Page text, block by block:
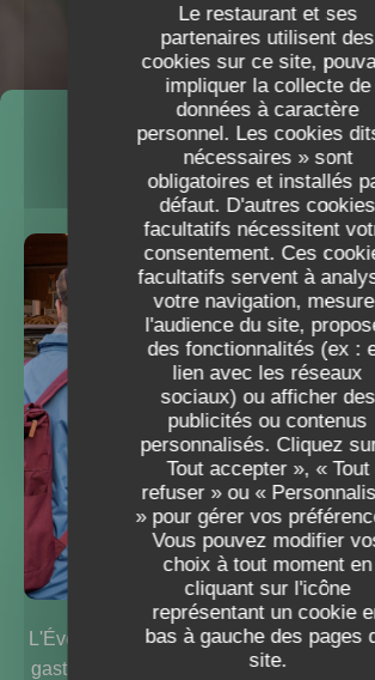
Le restaurant et ses
partenaires utilisent des
cookies sur ce site,
impliquer la collecte de
données à caractère
personnel. Les cookies
nécessaires » sont
obligatoires et installés
défaut. D'autres cookies
facultatifs nécessitent
consentement. Ces
facultatifs servent à
votre navigation,
l'audience du site,
des fonctionnalités (ex :
lien avec les réseaux
sociaux) ou afficher des
publicités ou contenus
personnalisés. Cliquez
Tout accepter », « Tout
refuser » ou «
» pour gérer vos
Vous pouvez modifier
choix à tout moment en
cliquant sur l'icône
représentant un cookie
bas à gauche des pages
site.
L'EVEIL DES
L'EVEIL DES SENS
RESTAURANT SEMI
STRASBOURG
RÉSERVER
DÉCOUVREZ
FOODTRUCK
L'Éveil des Sens se déplace !
gastronomiques & notre épicerie dans